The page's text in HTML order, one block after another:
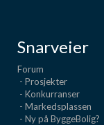
Snarveier
Forum
- Prosjekter
- Konkurranser
- Markedsplassen
- Ny på ByggeBolig?